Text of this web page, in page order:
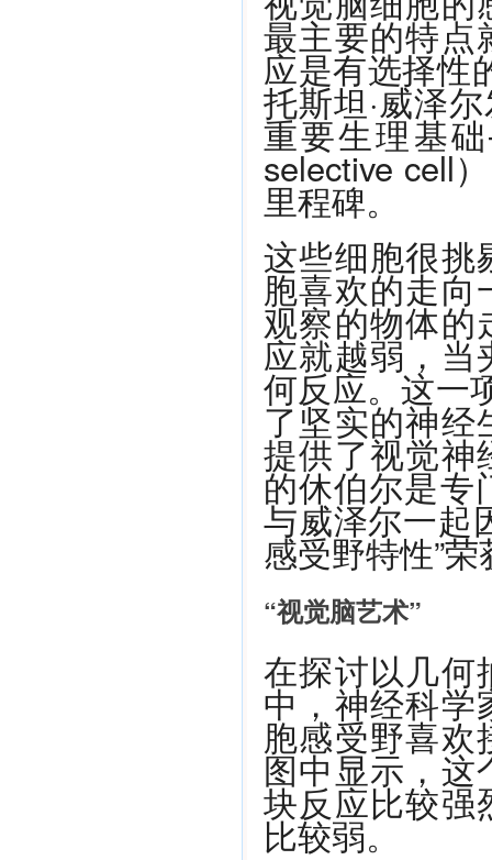
最主要的特点
应是有选择性
托斯坦·威泽
重要生理基
selective cell
里程碑。
这些细胞很挑
胞喜欢的走向
观察的物体的
应就越弱，当
何反应。这一
了坚实的神经
提供了视觉神
的休伯尔是专
与威泽尔一起
感受野特性”
“视觉脑艺术”
在探讨以几何
中，神经科学
胞感受野喜欢
图中显示，这
块反应比较强
比较弱。